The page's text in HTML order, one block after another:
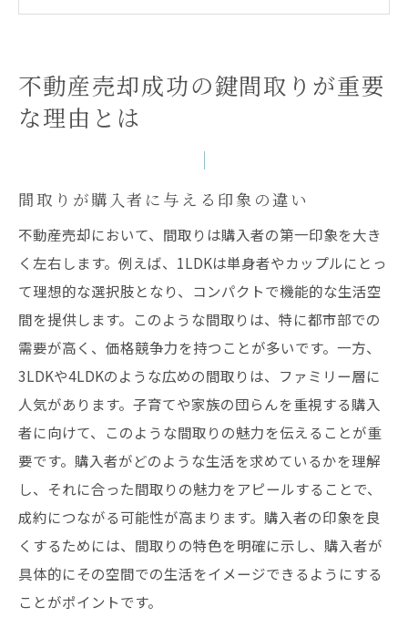
間取りによる価格設定の影響
間取り選びが売却戦略に与える影響
1LDKを魅力的に見せる不動産売却のポイント
家具配置で空間を最大限に活かす
内見時にアピールするべきポイント
リノベーションで魅力を引き出す方法
小さな空間を広く見せるテクニック
1LDKの市場価値を高める広告戦略
2LDKの間取りで高値売却を実現する方法
ファミリー層へのアピールポイント
競合物件と差別化する工夫
2LDK特有の魅力を引き立てる方法
価格交渉での成功のコツ
住環境と連動した売却戦略
購入希望者が注目する設備の強化
3LDKの不動産売却価格設定のコツ
正確な市場調査が売却を左右する
不動産売却成功の鍵間取りが重要
な理由とは
間取りが購入者に与える印象の違い
不動産売却において、間取りは購入者の第一印象を大き
く左右します。例えば、1LDKは単身者やカップルにとっ
て理想的な選択肢となり、コンパクトで機能的な生活空
間を提供します。このような間取りは、特に都市部での
需要が高く、価格競争力を持つことが多いです。一方、
3LDKや4LDKのような広めの間取りは、ファミリー層に
人気があります。子育てや家族の団らんを重視する購入
者に向けて、このような間取りの魅力を伝えることが重
要です。購入者がどのような生活を求めているかを理解
し、それに合った間取りの魅力をアピールすることで、
成約につながる可能性が高まります。購入者の印象を良
くするためには、間取りの特色を明確に示し、購入者が
具体的にその空間での生活をイメージできるようにする
ことがポイントです。